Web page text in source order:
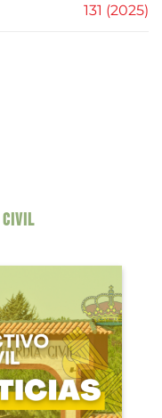
131 (2025)
CIVIL